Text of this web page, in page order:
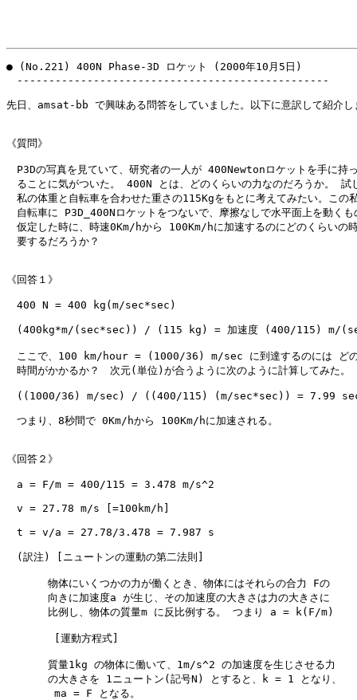
● (No.221) 400N Phase-3D ロケット (2000年10月5日)
-------------------------------------------------
先日、amsat-bb で興味ある問答をしていました。以下に意訳して紹介し
《質問》
P3Dの写真を見ていて、研究者の一人が 400Newtonロケットを手に持
ることに気がついた。 400N とは、どのくらいの力なのだろうか。 試
私の体重と自転車を合わせた重さの115Kgをもとに考えてみたい。この
自転車に P3D_400Nロケットをつないで、摩擦なしで水平面上を動くも
仮定した時に、時速0Km/hから 100Km/hに加速するのにどのくらいの
要するだろうか？
《回答１》
400 N = 400 kg(m/sec*sec)
(400kg*m/(sec*sec)) / (115 kg) = 加速度 (400/115) m/
ここで、100 km/hour = (1000/36) m/sec に到達するのには どの
時間がかかるか？　次元(単位)が合うように次のように計算してみた。
((1000/36) m/sec) / ((400/115) (m/sec*sec)) = 7.99
つまり、8秒間で 0Km/hから 100Km/hに加速される。
《回答２》
a = F/m = 400/115 = 3.478 m/s^2
v = 27.78 m/s [=100km/h]
t = v/a = 27.78/3.478 = 7.987 s
(訳注) [ニュートンの運動の第二法則]
物体にいくつかの力が働くとき、物体にはそれらの合力 Fの
向きに加速度a が生じ、その加速度の大きさは力の大きさに
比例し、物体の質量m に反比例する。 つまり a = k(F/m)
[運動方程式]
質量1kg の物体に働いて、1m/s^2 の加速度を生じさせる力
の大きさを 1ニュートン(記号N) とすると、k = 1 となり、
ma = F となる。